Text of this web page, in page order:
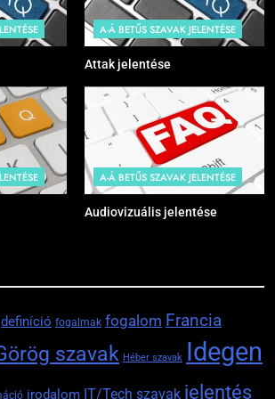
A-Á BETŰS SZAVAK JELENTÉSE
Attak jelentése
A-Á BETŰS SZAVAK JELENTÉSE
Audiovizuális jelentése
definíció fogalmak fogalom Francia
szavak Héber szavak Idegen
irodalom IT/Tech szavak jelentés